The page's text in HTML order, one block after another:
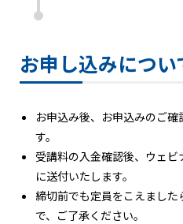
お申し込みについ
お申込み後、お申込みのご
す。
受講料の入金確認後、ウェ
に送付いたします。
締切前でも定員をこえまし
で、ご了承ください。